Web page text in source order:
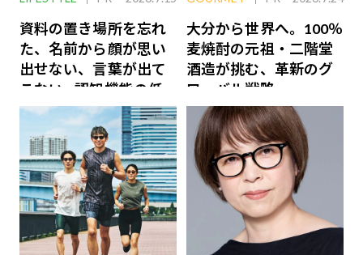
資料の置き場所を忘れ
た、名前から顔が思い
出せない、言葉が出て
こない…認知機能の低
下を救う、脳のインナ
ーケアとは
大分から世界へ。100％
麦焼酎の元祖・二階堂
酒造が挑む、革新のグ
ローバル戦略